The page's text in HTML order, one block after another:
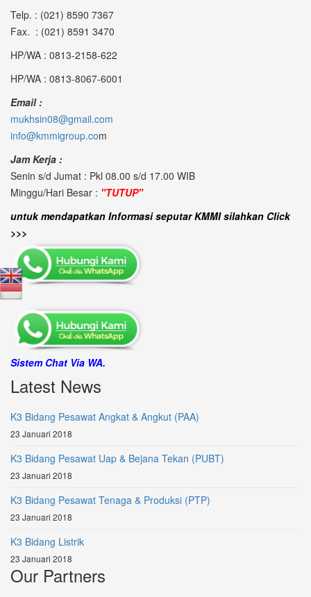
Telp. : (021) 8590 7367
Fax. : (021) 8591 3470
HP/WA : 0813-2158-622
HP/WA : 0813-8067-6001
Email :
mukhsin08@gmail.com
info@kmmigroup.com
Jam Kerja :
Senin s/d Jumat : Pkl 08.00 s/d 17.00 WIB
Minggu/Hari Besar : "TUTUP"
untuk mendapatkan Informasi seputar KMMI silahkan Click
>>>
Sistem Chat Via WA.
Latest News
K3 Bidang Pesawat Angkat & Angkut (PAA)
23 Januari 2018
K3 Bidang Pesawat Uap & Bejana Tekan (PUBT)
23 Januari 2018
K3 Bidang Pesawat Tenaga & Produksi (PTP)
23 Januari 2018
K3 Bidang Listrik
23 Januari 2018
Our Partners